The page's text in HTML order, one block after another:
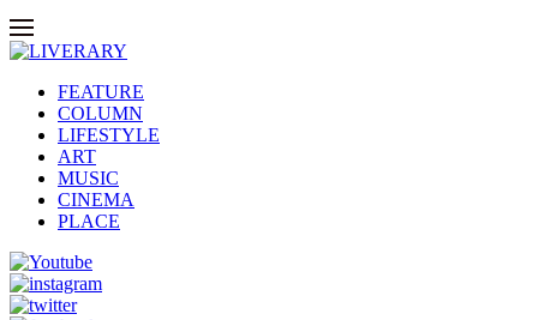
FEATURE
COLUMN
LIFESTYLE
ART
MUSIC
CINEMA
PLACE